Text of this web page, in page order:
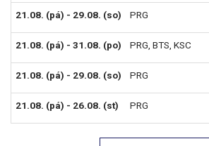
21.08. (pá) - 29.08. (so) PRG
21.08. (pá) - 31.08. (po) PRG BTS KSC
21.08. (pá) - 29.08. (so) PRG
21.08. (pá) - 26.08. (st) PRG